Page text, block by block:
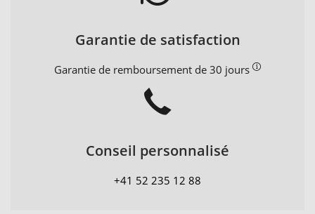
Garantie de satisfaction
Garantie de remboursement de 30 jours
Conseil personnalisé
+41 52 235 12 88